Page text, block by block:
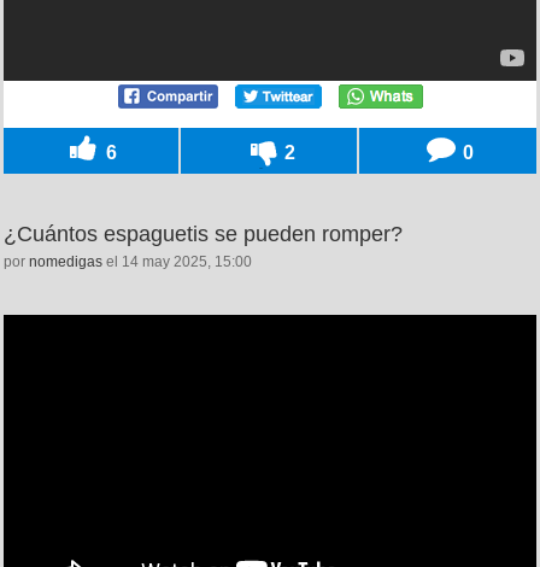
6 2 0
¿Cuántos espaguetis se pueden romper?
por nomedigas el 14 may 2025, 15:00